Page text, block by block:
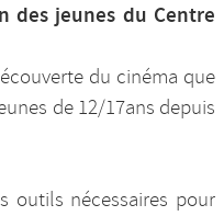
des jeunes du Centre
du cinéma que
de 12/17ans depuis
outils nécessaires pour